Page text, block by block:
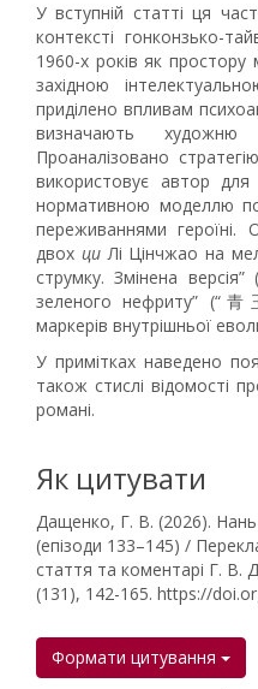
У вступній статті ця
контексті гонконзько-
1960-х років як
західною
приділено впливам
визначають
Проаналізовано
використовує автор для
нормативною моделлю
переживаннями героїні.
двох циЛі Цінчжао на
струмку. Змінена
зеленого нефриту” (“青
маркерів внутрішньої
У примітках наведено
також стислі відомості
романі.
Як цитувати
Дащенко, Г. В. (2026). Нань
(епізоди 133–145) /
стаття та коментарі Г. В.
(131), 142-165. https://
Формати цитування